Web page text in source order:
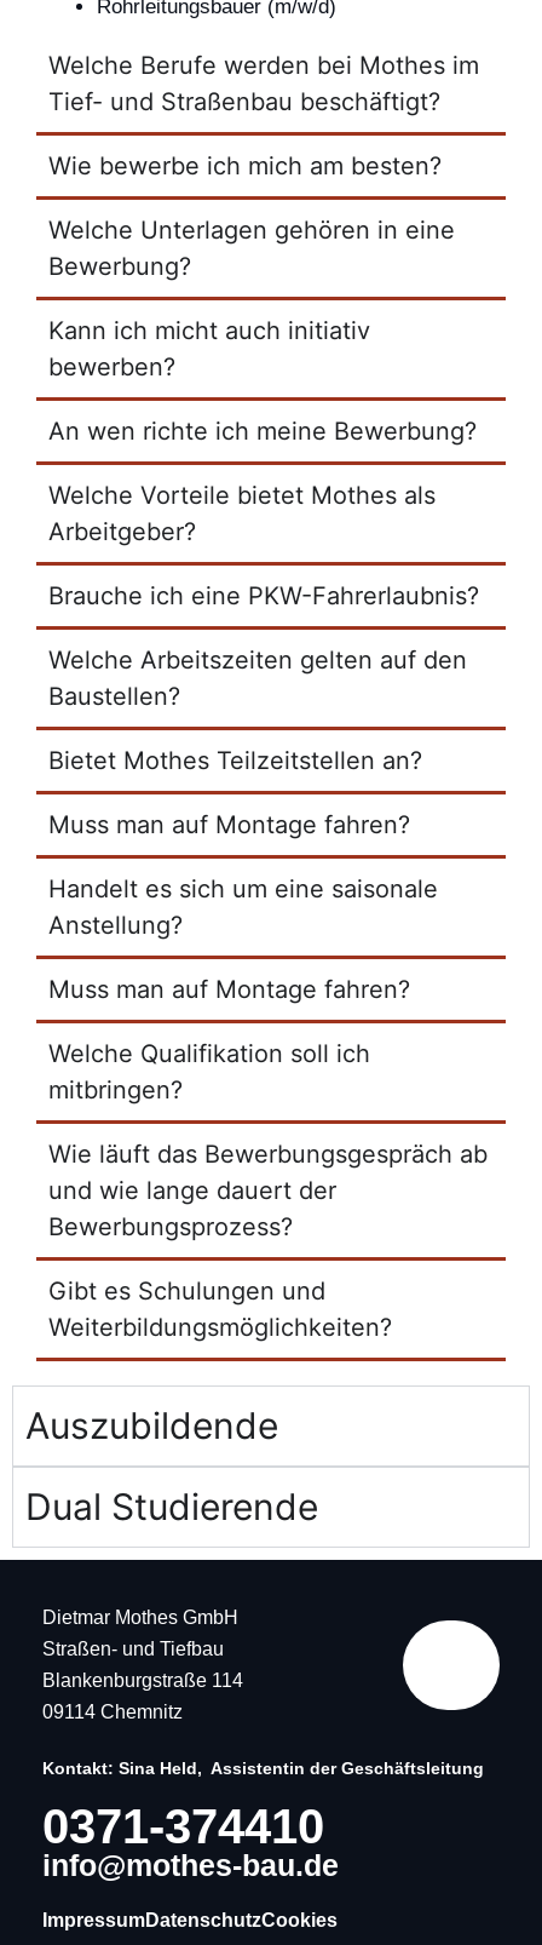
Rohrleitungsbauer (m/w/d)
Welche Berufe werden bei Mothes im
Tief- und Straßenbau beschäftigt?
Wie bewerbe ich mich am besten?
Welche Unterlagen gehören in eine
Bewerbung?
Kann ich micht auch initiativ
bewerben?
An wen richte ich meine Bewerbung?
Welche Vorteile bietet Mothes als
Arbeitgeber?
Brauche ich eine PKW-Fahrerlaubnis?
Welche Arbeitszeiten gelten auf den
Baustellen?
Bietet Mothes Teilzeitstellen an?
Muss man auf Montage fahren?
Handelt es sich um eine saisonale
Anstellung?
Muss man auf Montage fahren?
Welche Qualifikation soll ich
mitbringen?
Wie läuft das Bewerbungsgespräch ab
und wie lange dauert der
Bewerbungsprozess?
Gibt es Schulungen und
Weiterbildungsmöglichkeiten?
Auszubildende
Dual Studierende
Dietmar Mothes GmbH
Straßen- und Tiefbau
Blankenburgstraße 114
09114 Chemnitz
Kontakt: Sina Held, Assistentin der Geschäftsleitung
0371-374410
info@mothes-bau.de
ImpressumDatenschutzCookies